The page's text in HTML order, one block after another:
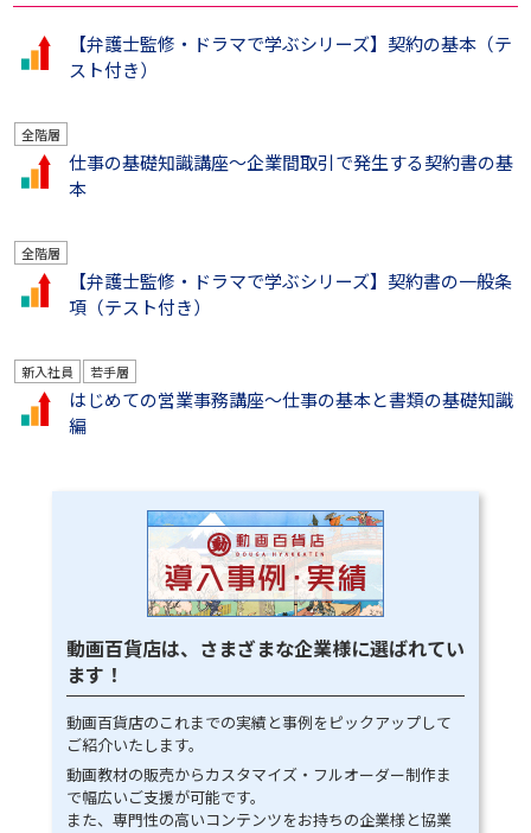
【弁護士監修・ドラマで学ぶシリーズ】契約の基本（テ
スト付き）
全階層
仕事の基礎知識講座～企業間取引で発生する契約書の基
本
全階層
【弁護士監修・ドラマで学ぶシリーズ】契約書の一般条
項（テスト付き）
新入社員 若手層
はじめての営業事務講座～仕事の基本と書類の基礎知識
編
動画百貨店は、さまざまな企業様に選ばれてい
ます！
動画百貨店のこれまでの実績と事例をピックアップして
ご紹介いたします。
動画教材の販売からカスタマイズ・フルオーダー制作ま
で幅広いご支援が可能です。
また、専門性の高いコンテンツをお持ちの企業様と協業